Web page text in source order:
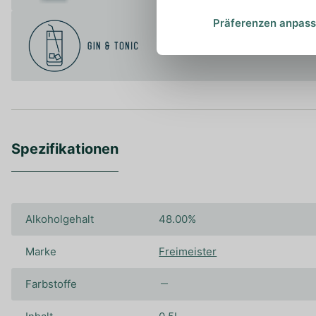
Spezifikationen
Alkoholgehalt 48.00%
Marke Freimeister
Farbstoffe
Präferenzen